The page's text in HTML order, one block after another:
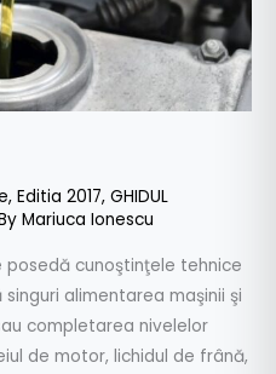
, Editia 2017, GHIDUL
Mariuca Ionescu
posedă cunoştinţele tehnice
alimentarea maşinii şi
completarea nivelelor
de motor, lichidul de frână,